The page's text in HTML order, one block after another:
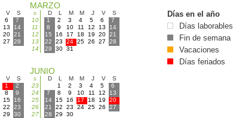
V
S
6
7
13
14
20 21
27 28
MARZO
s D L M M J V
S
10
1 2 3 4 5 6
7
11
8 9 10 11 12 13
14
12
15 16 17 18 19 20 21
13
22 23 24 25 26 27
28
14
29 30 31
V
S
1
2
8
9
15
16
22
23
29
30
JUNIO
s D L M M J V
S
23
1 2 3 4 5
6
24
7 8 9 10 11 12
13
25
14 15 16 17 18 19
20
26
21 22 23 24 25 26
27
27
28 29 30
Días en el año
Días laborables
Fin de semana
Vacaciones
Días feriados